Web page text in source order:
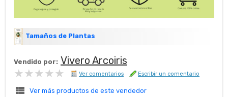
Tamaños de Plantas
Vendido por: Vivero Arcoiris
★★★★★
★★★★★ Ver comentarios Escribir un comentario
view_list Ver más productos de este vendedor